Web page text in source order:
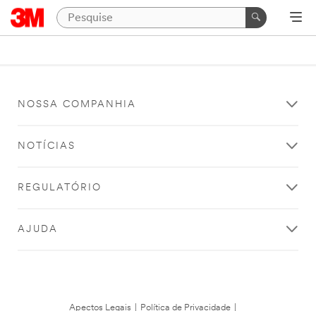
NOSSA COMPANHIA
NOTÍCIAS
REGULATÓRIO
AJUDA
Apectos Legais Política de Privacidade